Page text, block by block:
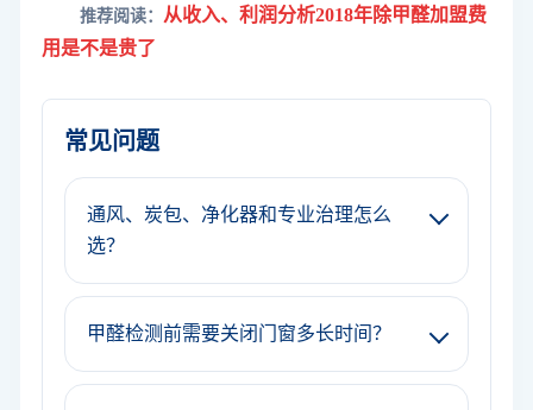
推荐阅读： 从收入、利润分析2018年除甲醛加盟费
用是不是贵了
常见问题
通风、炭包、净化器和专业治理怎么
选？
甲醛检测前需要关闭门窗多长时间？